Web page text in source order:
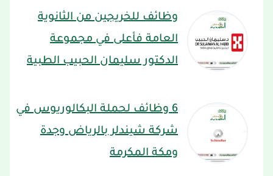
وظائف للخريجين من الثانوية
العامة فأعلى في مجموعة
الدكتور سليمان الحبيب الطبية
6 وظائف لحملة البكالوريوس في
شركة شيندلر بالرياض وجدة
ومكة المكرمة